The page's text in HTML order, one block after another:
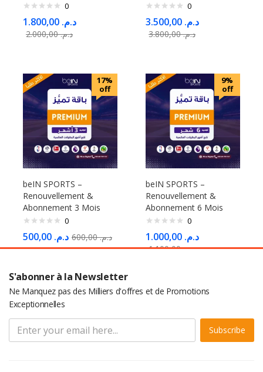
0
د.م.
د.م.2.000,00
0
د.م.
د.م.3.800,00
17%
off
beIN SPORTS –
Renouvellement &
Abonnement 3 Mois
0
د.م. د.م.600,00
9%
off
beIN SPORTS –
Renouvellement &
Abonnement 6 Mois
0
د.م.
د.م.1.100,00
S'abonner à la Newsletter
Ne Manquez pas des Milliers d'offres et de Promotions
Exceptionnelles
Subscribe